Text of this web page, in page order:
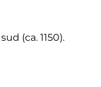
(ca. 1150).